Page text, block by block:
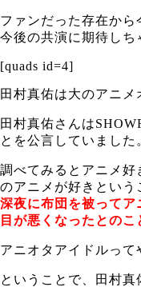
ファンだった存在から
今後の共演に期待しち
[quads id=4]
田村真佑は大のアニメ
田村真佑さんは
とを公言していました
調べてみるとアニメ
のアニメが好きという
深夜に布団を被って
目が悪くなったとのこ
アニオタアイドルって
ということで、田村